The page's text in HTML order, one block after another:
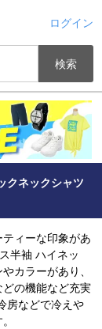
ログイン
検索
クネックシャツ
ィーな印象があ
半袖 ハイネッ
カラーがあり、
の機能など充実
房などで冷えや